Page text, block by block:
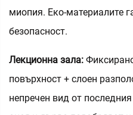
миопия. Еко-материалите
безопасност.
Лекционна зала:
повърхност + слоен
непречен вид от